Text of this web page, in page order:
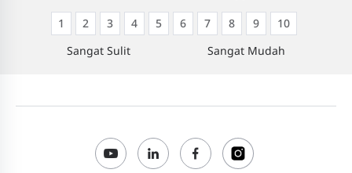
Sangat Sulit
1 2 3 4 5 6 7 8 9
10
Sangat Mudah